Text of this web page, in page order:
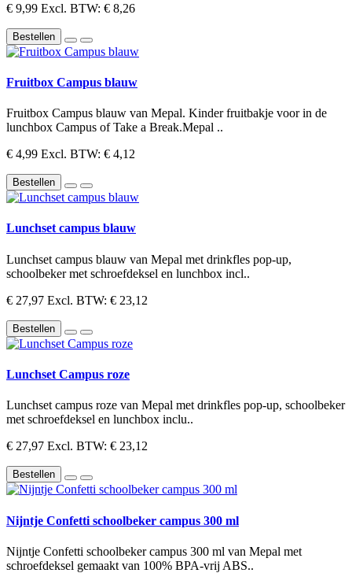
€ 9,99 Excl. BTW: € 8,26
Bestellen
Fruitbox Campus blauw
Fruitbox Campus blauw van Mepal. Kinder fruitbakje voor in de
lunchbox Campus of Take a Break.Mepal ..
€ 4,99 Excl. BTW: € 4,12
Bestellen
Lunchset campus blauw
Lunchset campus blauw van Mepal met drinkfles pop-up,
schoolbeker met schroefdeksel en lunchbox incl..
€ 27,97 Excl. BTW: € 23,12
Bestellen
Lunchset Campus roze
Lunchset campus roze van Mepal met drinkfles pop-up, schoolbeker
met schroefdeksel en lunchbox inclu..
€ 27,97 Excl. BTW: € 23,12
Bestellen
Nijntje Confetti schoolbeker campus 300 ml
Nijntje Confetti schoolbeker campus 300 ml van Mepal met
schroefdeksel gemaakt van 100% BPA-vrij ABS..